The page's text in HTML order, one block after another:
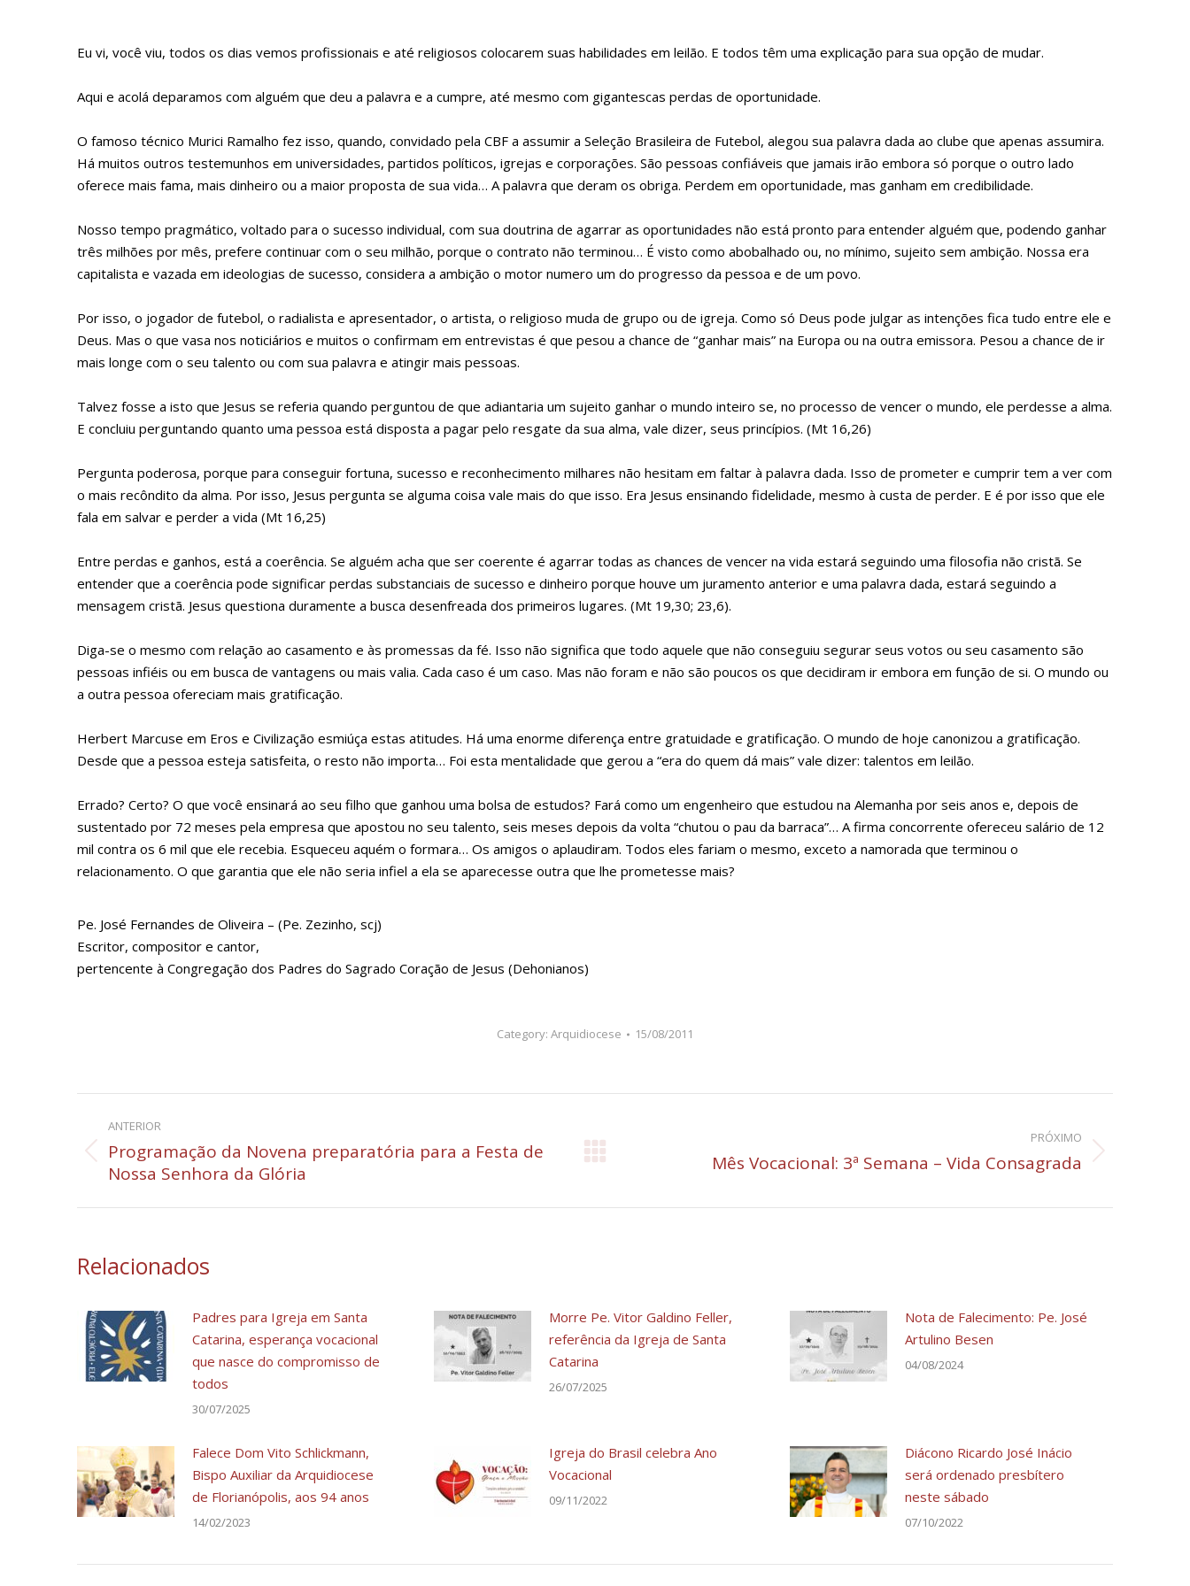
Eu vi, você viu, todos os dias vemos profissionais e até religiosos colocarem suas habilidades em leilão. E todos têm uma explicação para sua opção de mudar.
Aqui e acolá deparamos com alguém que deu a palavra e a cumpre, até mesmo com gigantescas perdas de oportunidade.
O famoso técnico Murici Ramalho fez isso, quando, convidado pela CBF a assumir a Seleção Brasileira de Futebol, alegou sua palavra dada ao clube que apenas assumira.
Há muitos outros testemunhos em universidades, partidos políticos, igrejas e corporações. São pessoas confiáveis que jamais irão embora só porque o outro lado
oferece mais fama, mais dinheiro ou a maior proposta de sua vida… A palavra que deram os obriga. Perdem em oportunidade, mas ganham em credibilidade.
Nosso tempo pragmático, voltado para o sucesso individual, com sua doutrina de agarrar as oportunidades não está pronto para entender alguém que, podendo ganhar
três milhões por mês, prefere continuar com o seu milhão, porque o contrato não terminou… É visto como abobalhado ou, no mínimo, sujeito sem ambição. Nossa era
capitalista e vazada em ideologias de sucesso, considera a ambição o motor numero um do progresso da pessoa e de um povo.
Por isso, o jogador de futebol, o radialista e apresentador, o artista, o religioso muda de grupo ou de igreja. Como só Deus pode julgar as intenções fica tudo entre ele e
Deus. Mas o que vasa nos noticiários e muitos o confirmam em entrevistas é que pesou a chance de “ganhar mais” na Europa ou na outra emissora. Pesou a chance de ir
mais longe com o seu talento ou com sua palavra e atingir mais pessoas.
Talvez fosse a isto que Jesus se referia quando perguntou de que adiantaria um sujeito ganhar o mundo inteiro se, no processo de vencer o mundo, ele perdesse a alma.
E concluiu perguntando quanto uma pessoa está disposta a pagar pelo resgate da sua alma, vale dizer, seus princípios. (Mt 16,26)
Pergunta poderosa, porque para conseguir fortuna, sucesso e reconhecimento milhares não hesitam em faltar à palavra dada. Isso de prometer e cumprir tem a ver com
o mais recôndito da alma. Por isso, Jesus pergunta se alguma coisa vale mais do que isso. Era Jesus ensinando fidelidade, mesmo à custa de perder. E é por isso que ele
fala em salvar e perder a vida (Mt 16,25)
Entre perdas e ganhos, está a coerência. Se alguém acha que ser coerente é agarrar todas as chances de vencer na vida estará seguindo uma filosofia não cristã. Se
entender que a coerência pode significar perdas substanciais de sucesso e dinheiro porque houve um juramento anterior e uma palavra dada, estará seguindo a
mensagem cristã. Jesus questiona duramente a busca desenfreada dos primeiros lugares. (Mt 19,30; 23,6).
Diga-se o mesmo com relação ao casamento e às promessas da fé. Isso não significa que todo aquele que não conseguiu segurar seus votos ou seu casamento são
pessoas infiéis ou em busca de vantagens ou mais valia. Cada caso é um caso. Mas não foram e não são poucos os que decidiram ir embora em função de si. O mundo ou
a outra pessoa ofereciam mais gratificação.
Herbert Marcuse em Eros e Civilização esmiúça estas atitudes. Há uma enorme diferença entre gratuidade e gratificação. O mundo de hoje canonizou a gratificação.
Desde que a pessoa esteja satisfeita, o resto não importa… Foi esta mentalidade que gerou a “era do quem dá mais” vale dizer: talentos em leilão.
Errado? Certo? O que você ensinará ao seu filho que ganhou uma bolsa de estudos? Fará como um engenheiro que estudou na Alemanha por seis anos e, depois de
sustentado por 72 meses pela empresa que apostou no seu talento, seis meses depois da volta “chutou o pau da barraca”… A firma concorrente ofereceu salário de 12
mil contra os 6 mil que ele recebia. Esqueceu aquém o formara… Os amigos o aplaudiram. Todos eles fariam o mesmo, exceto a namorada que terminou o
relacionamento. O que garantia que ele não seria infiel a ela se aparecesse outra que lhe prometesse mais?
Pe. José Fernandes de Oliveira – (Pe. Zezinho, scj)
Escritor, compositor e cantor,
pertencente à Congregação dos Padres do Sagrado Coração de Jesus (Dehonianos)
Category: Arquidiocese 15/08/2011
Navegação
de
post:
ANTERIOR
Post
anterior:
Programação da Novena preparatória para a Festa de
Nossa Senhora da Glória
PRÓXIMO
Mês Vocacional: 3ª Semana – Vida Consagrada
Relacionados
Padres para Igreja em Santa
Catarina, esperança vocacional
que nasce do compromisso de
todos
30/07/2025
Morre Pe. Vitor Galdino Feller,
referência da Igreja de Santa
Catarina
26/07/2025
Nota de Falecimento: Pe. José
Artulino Besen
04/08/2024
Falece Dom Vito Schlickmann,
Bispo Auxiliar da Arquidiocese
de Florianópolis, aos 94 anos
14/02/2023
Igreja do Brasil celebra Ano
Vocacional
09/11/2022
Diácono Ricardo José Inácio
será ordenado presbítero
neste sábado
07/10/2022